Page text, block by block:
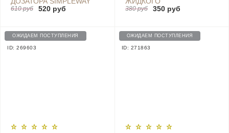
SOAP LIQUID DISPENSER
610 руб 520 руб
АНТИБАКТЕРИАЛЬНОГО
INDUCTION WASHING
MACHINE (300 МЛ)
380 руб 350 руб
ОЖИДАЕМ ПОСТУПЛЕНИЯ
ID: 269603
ОЖИДАЕМ ПОСТУПЛЕНИЯ
ID: 271863